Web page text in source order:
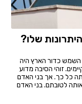
שלו?
השמש כדור הארץ היה
זוהי הסיבה מדוע
כל כך. אך בני האדם
לטובתם. בני האדם